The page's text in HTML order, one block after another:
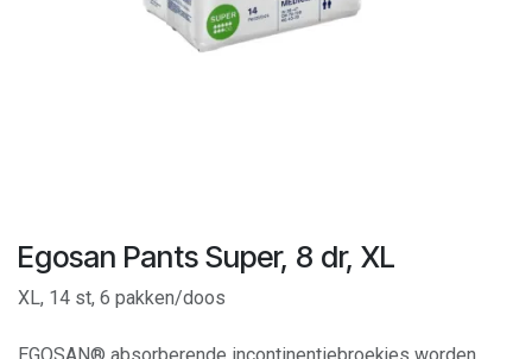
Egosan Pants Super, 8 dr, XL
XL, 14 st, 6 pakken/doos